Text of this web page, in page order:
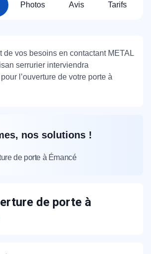
Photos Avis Tarifs
de vos besoins en contactant METAL
serrurier interviendra
l’ouverture de votre porte à
nos solutions !
de porte à Émancé
de porte à